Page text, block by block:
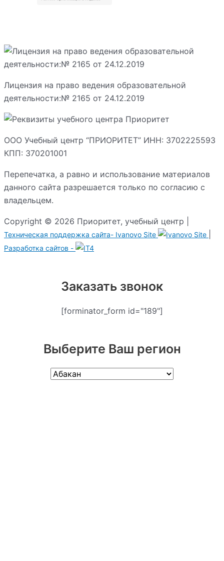
Лицензия на право ведения образовательной
деятельности:№ 2165 от 24.12.2019
ООО Учебный центр “ПРИОРИТЕТ” ИНН: 3702225593
КПП: 370201001
Перепечатка, а равно и использование материалов
данного сайта разрешается только по согласию с
владельцем.
Copyright © 2026 Приоритет, учебный центр |
Техническая поддержка сайта- Ivanovo Site
Разработка сайтов -
Заказать звонок
[forminator_form id="189"]
Выберите Ваш регион